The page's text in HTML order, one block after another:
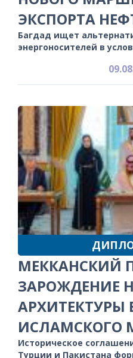
ЭКСПОРТА
Багдад ищет
энергоносителей в
МЕККАНСКИЙ
ЗАРОЖДЕНИЕ
АРХИТЕКТУРЫ
ИСЛАМСКОГО
Историческое
Турции и Пакистана